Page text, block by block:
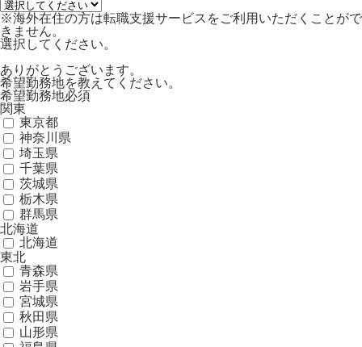
※海外在住の方は転職支援サービスをご利用いただくことがで
きません。
選択してください。
ありがとうございます。
希望勤務地を教えてください。
希望勤務地必須
関東
東京都
神奈川県
埼玉県
千葉県
茨城県
栃木県
群馬県
北海道
北海道
東北
青森県
岩手県
宮城県
秋田県
山形県